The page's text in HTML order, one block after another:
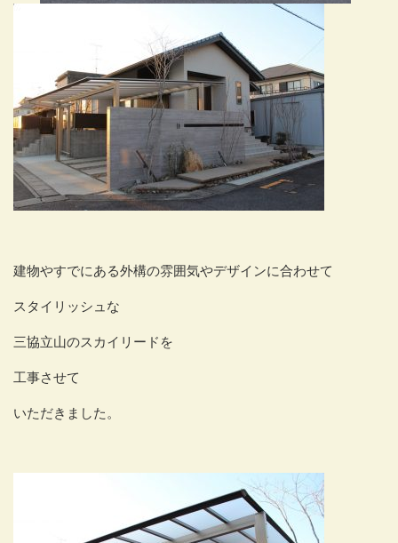
建物やすでにある外構の雰囲気やデザインに合わせて
スタイリッシュな
三協立山のスカイリードを
工事させて
いただきました。